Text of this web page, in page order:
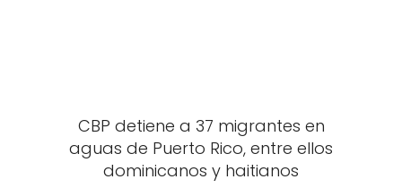
CBP detiene a 37 migrantes en
aguas de Puerto Rico, entre ellos
dominicanos y haitianos